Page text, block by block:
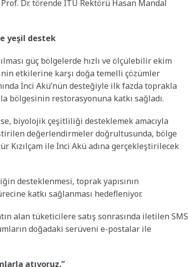
Dr. törende İTÜ Rektörü Hasan Mandal
yeşil destek
güç bölgelerde hızlı ve ölçülebilir ekim
etkilerine karşı doğa temelli çözümler
İnci Akü’nün desteğiyle ilk fazda toprakla
bölgesinin restorasyonuna katkı sağladı.
biyolojik çeşitliliği desteklemek amacıyla
değerlendirmeler doğrultusunda, bölge
Kızılçam ile İnci Akü adına gerçekleştirilecek
desteklenmesi, toprak yapısının
katkı sağlanması hedefleniyor.
alan tüketicilere satış sonrasında iletilen SMS
doğadaki serüveni e-postalar ile
atıyoruz.”